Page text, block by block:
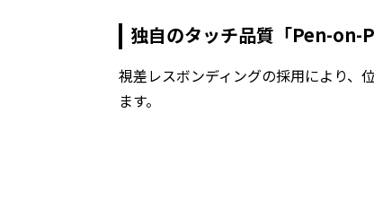
独自のタッチ品質「Pen-on-
視差レスボンディングの採用により、
ます。